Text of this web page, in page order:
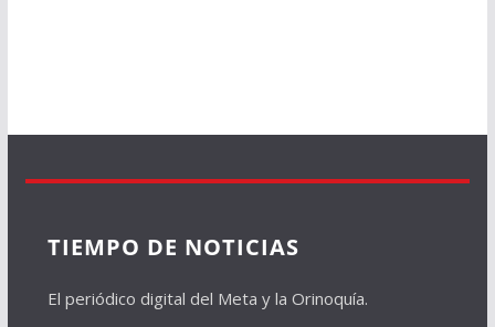
TIEMPO DE NOTICIAS
El periódico digital del Meta y la Orinoquía.